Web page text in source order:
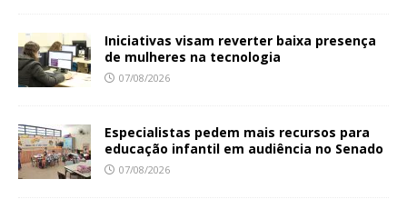
Iniciativas visam reverter baixa presença
de mulheres na tecnologia
07/08/2026
Especialistas pedem mais recursos para
educação infantil em audiência no Senado
07/08/2026